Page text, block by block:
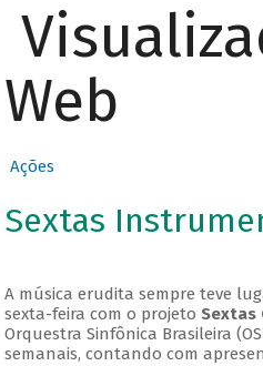
Web
Ações
Sextas
A música erudita sempre teve
sexta-feira com o projeto Sextas
Orquestra Sinfônica Brasileira
semanais, contando com